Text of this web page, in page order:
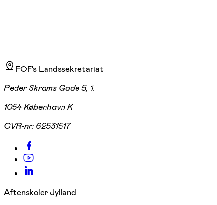
FOF's Landssekretariat
Peder Skrams Gade 5, 1.
1054 København K
CVR-nr: 62531517
Aftenskoler Jylland